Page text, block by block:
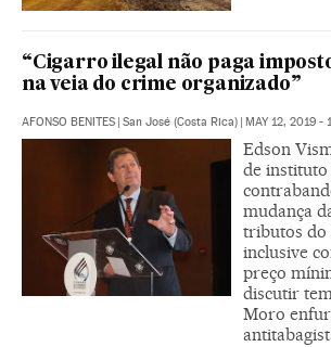
“Cigarro ilegal não paga
na veia do crime organizado”
AFONSO BENITES San José (Costa Rica) MAY 12, 2019 -
Edson
de instituto
mudança
tributos do
inclusive
preço
discutir
Moro